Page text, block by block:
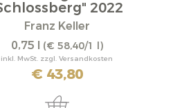
2022
Franz Keller
0,75 l (€ 58,40/1 l)
inkl. MwSt. zzgl. Versandkosten
€ 43,80